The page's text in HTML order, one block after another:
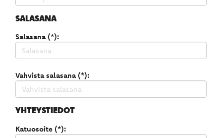
SALASANA
Salasana (*):
Vahvista salasana (*):
YHTEYSTIEDOT
Katuosoite (*):